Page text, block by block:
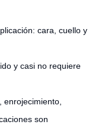
cara, cuello y
y casi no requiere
enrojecimiento,
son